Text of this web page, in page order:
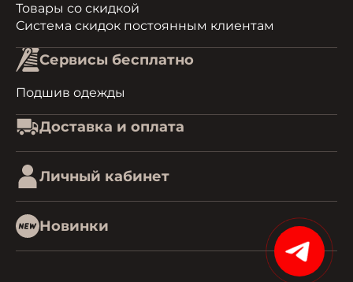
Товары со скидкой
Система скидок постоянным клиентам
Сервисы бесплатно
Подшив одежды
Доставка и оплата
Личный кабинет
Новинки
15%